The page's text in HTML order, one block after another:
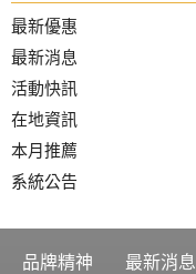
最新優惠
最新消息
活動快訊
在地資訊
本月推薦
系統公告
品牌精神
最新消息